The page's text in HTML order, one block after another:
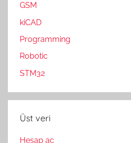
GSM
kiCAD
Programming
Robotic
STM32
Üst veri
Hesap aç